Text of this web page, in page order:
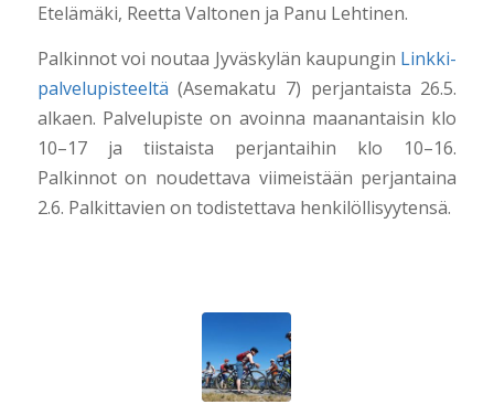
Etelämäki, Reetta Valtonen ja Panu Lehtinen.
Palkinnot voi noutaa Jyväskylän kaupungin Linkki-
palvelupisteeltä (Asemakatu 7) perjantaista 26.5.
alkaen. Palvelupiste on avoinna maanantaisin klo
10–17 ja tiistaista perjantaihin klo 10–16.
Palkinnot on noudettava viimeistään perjantaina
2.6. Palkittavien on todistettava henkilöllisyytensä.